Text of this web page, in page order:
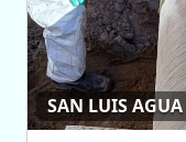
SAN LUIS AGUA